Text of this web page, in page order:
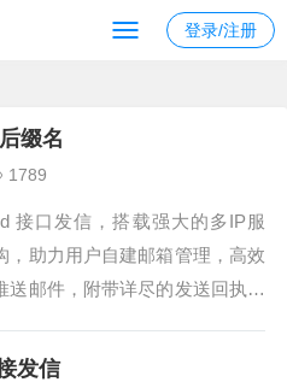
登录/注册
缀名
1789
接口发信，搭载强大的多IP服
，助力用户自建邮箱管理，高效
送邮件，附带详尽的发送回执，
之选！Outlook是一款由Microso
发信